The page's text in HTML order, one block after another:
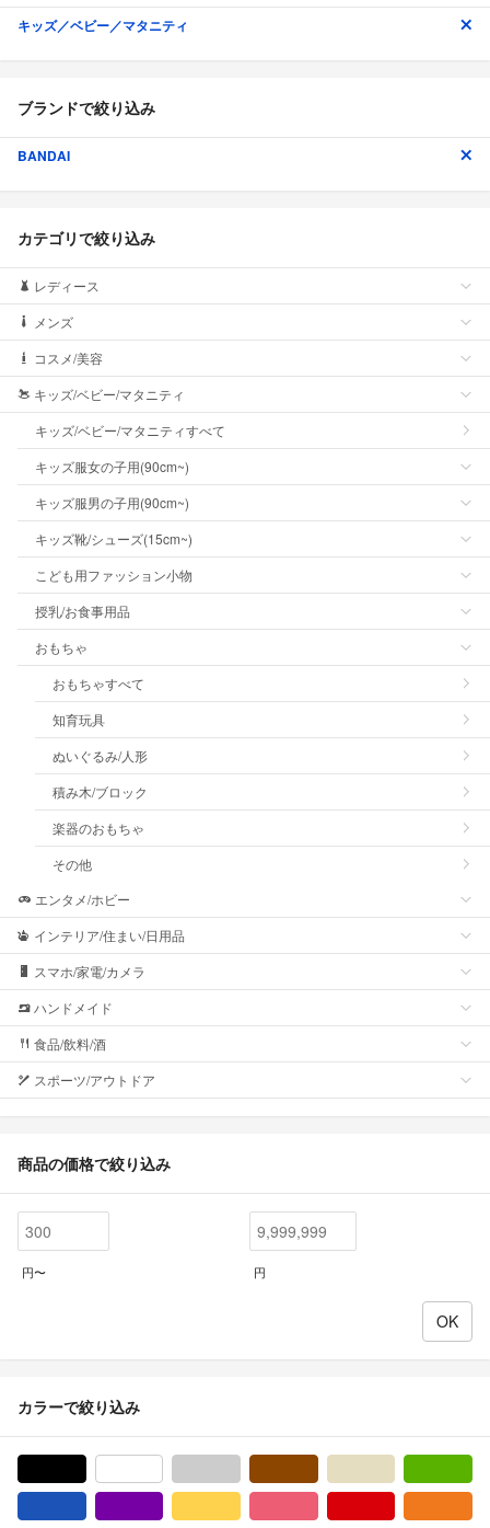
キッズ／ベビー／マタニティ
ブランドで絞り込み
BANDAI
カテゴリで絞り込み
レディース
メンズ
コスメ/美容
キッズ/ベビー/マタニティ
キッズ/ベビー/マタニティすべて
キッズ服女の子用(90cm~)
キッズ服男の子用(90cm~)
キッズ靴/シューズ(15cm~)
こども用ファッション小物
授乳/お食事用品
おもちゃ
おもちゃすべて
知育玩具
ぬいぐるみ/人形
積み木/ブロック
楽器のおもちゃ
その他
エンタメ/ホビー
インテリア/住まい/日用品
スマホ/家電/カメラ
ハンドメイド
食品/飲料/酒
スポーツ/アウトドア
商品の価格で絞り込み
円〜 円
カラーで絞り込み